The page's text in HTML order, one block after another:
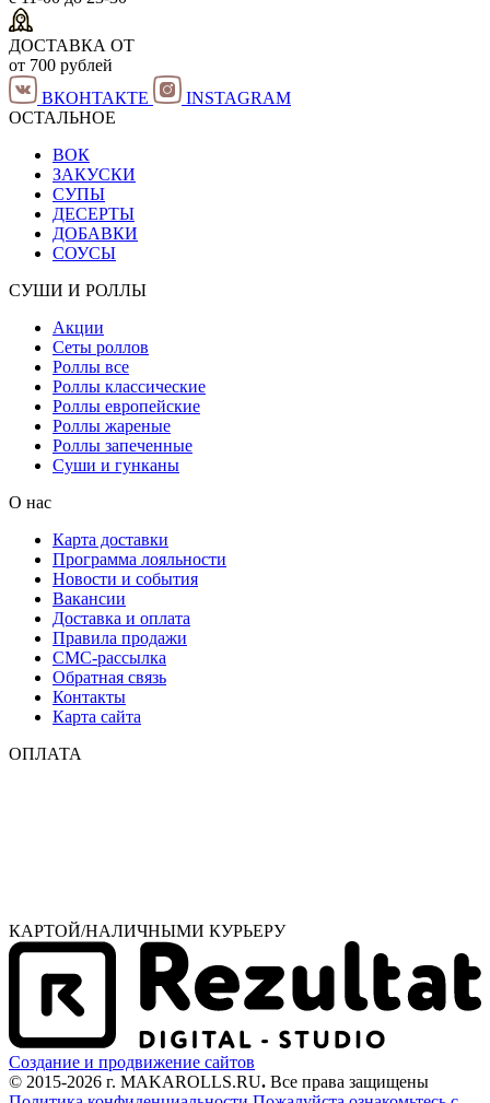
ДОСТАВКА ОТ
от 700 рублей
ВКОНТАКТЕ
INSTAGRAM
ОСТАЛЬНОЕ
ВОК
ЗАКУСКИ
СУПЫ
ДЕСЕРТЫ
ДОБАВКИ
СОУСЫ
СУШИ И РОЛЛЫ
Акции
Сеты роллов
Роллы все
Роллы классические
Роллы европейские
Роллы жареные
Роллы запеченные
Суши и гунканы
О нас
Карта доставки
Программа лояльности
Новости и события
Вакансии
Доставка и оплата
Правила продажи
СМС-рассылка
Обратная связь
Контакты
Карта сайта
ОПЛАТА
КАРТОЙ/НАЛИЧНЫМИ КУРЬЕРУ
Создание и продвижение сайтов
© 2015-2026 г. MAKAROLLS.RU. Все права защищены